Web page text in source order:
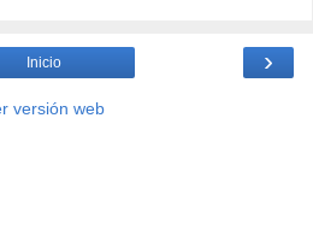
›
Inicio
versión web